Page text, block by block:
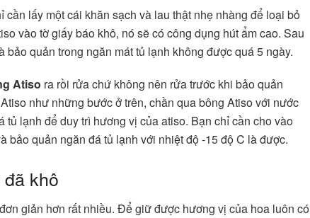
cần lấy một cái khăn sạch và lau thật nhẹ nhàng để loại bỏ
vào tờ giấy báo khô, nó sẽ có công dụng hút ẩm cao. Sau
quản trong ngăn mát tủ lạnh không được quá 5 ngày.
Atiso ra rồi rửa chứ không nên rửa trước khi bảo quản
như những bước ở trên, chần qua bông Atiso với nước
lạnh để duy trì hương vị của atiso. Bạn chỉ cần cho vào
bảo quản ngăn đá tủ lạnh với nhiệt độ -15 độ C là được.
khô
giản hơn rất nhiều. Để giữ được hương vị của hoa luôn có